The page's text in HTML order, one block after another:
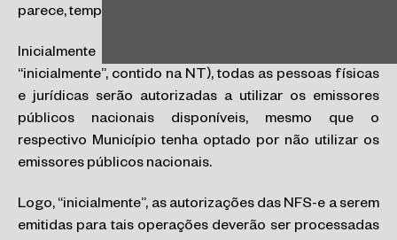
parece, temporária.
Inicialmente (ênfase no termo nada técnico
“inicialmente”, contido na NT), todas as pessoas físicas
e jurídicas serão autorizadas a utilizar os emissores
públicos nacionais disponíveis, mesmo que o
respectivo Município tenha optado por não utilizar os
emissores públicos nacionais.
Logo, “inicialmente”, as autorizações das NFS-e a serem
emitidas para tais operações deverão ser processadas